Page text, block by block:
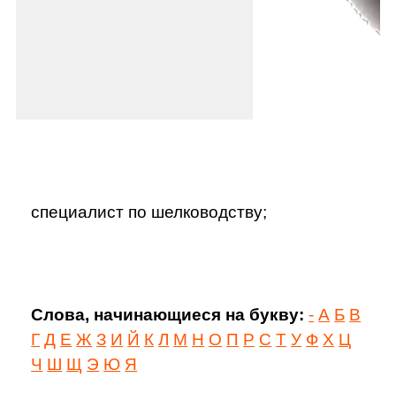
специалист по шелководству;
Слова, начинающиеся на букву: - А Б В
Г Д Е Ж З И Й К Л М Н О П Р С Т У Ф Х Ц
Ч Ш Щ Э Ю Я